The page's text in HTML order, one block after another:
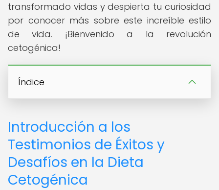
transformado vidas y despierta tu curiosidad
por conocer más sobre este increíble estilo
de vida. ¡Bienvenido a la revolución
cetogénica!
Índice
Introducción a los
Testimonios de Éxitos y
Desafíos en la Dieta
Cetogénica